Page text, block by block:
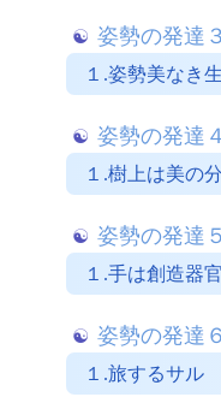
姿勢の発達３
１.姿勢美なき
姿勢の発達４
１.樹上は美の
姿勢の発達５
１.手は創造
姿勢の発達６
１.旅するサ